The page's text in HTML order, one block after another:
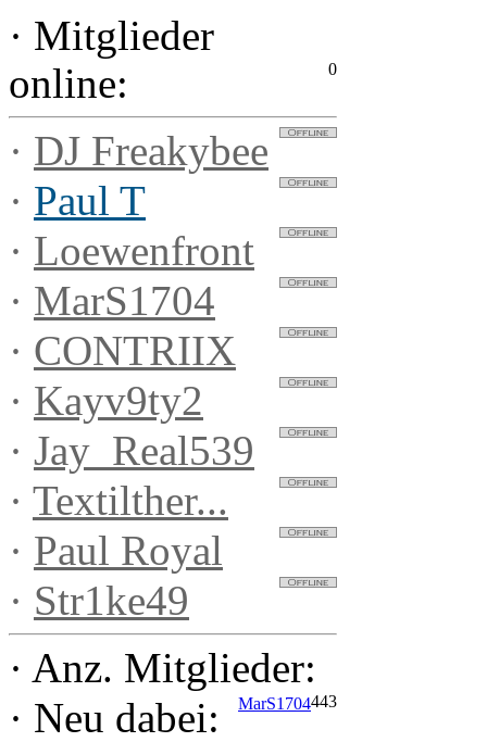
· Mitglieder
online:
0
· DJ Freakybee
· Paul T
· Loewenfront
· MarS1704
· CONTRIIX
· Kayv9ty2
· Jay_Real539
· Textilther...
· Paul Royal
· Str1ke49
· Anz. Mitglieder:
443
· Neu dabei: MarS1704